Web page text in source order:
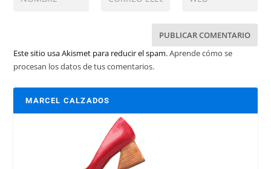
Este sitio usa Akismet para reducir el spam.Aprende cómo se
procesan los datos de tus comentarios.
MARCEL CALZADOS